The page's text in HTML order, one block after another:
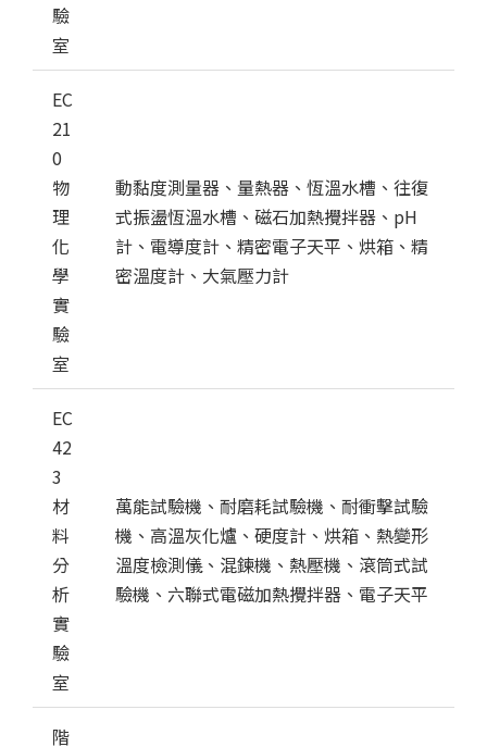
驗
室
EC
21
0
物
理
化
學
實
驗
室
動黏度測量器、量熱器、恆溫水槽、往復
式振盪恆溫水槽、磁石加熱攪拌器、pH
計、電導度計、精密電子天平、烘箱、精
密溫度計、大氣壓力計
EC
42
3
材
料
分
析
實
驗
室
萬能試驗機、耐磨耗試驗機、耐衝擊試驗
機、高溫灰化爐、硬度計、烘箱、熱變形
溫度檢測儀、混鍊機、熱壓機、滾筒式試
驗機、六聯式電磁加熱攪拌器、電子天平
階